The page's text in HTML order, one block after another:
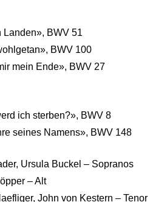
Landen», BWV 51
BWV 100
mein Ende», BWV 27
ich sterben?», BWV 8
seines Namens», BWV 148
Ursula Buckel – Sopranos
– Alt
John von Kestern – Tenor